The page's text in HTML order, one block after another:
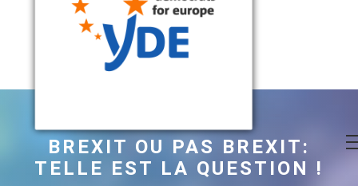
BREXIT OU PAS BREXIT:
TELLE EST LA QUESTION !